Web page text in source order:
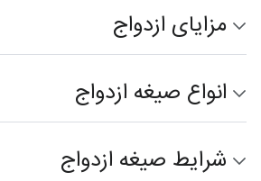
مزایای ازدواج
انواع صیغه ازدواج
شرایط صیغه ازدواج